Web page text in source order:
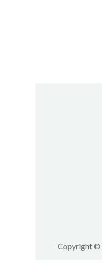
Copyright ©